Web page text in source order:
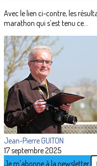
Avec le lien ci-contre, les
marathon qui s’est tenu ce...
Jean-Pierre GUITON
17 septembre 2025
Je m'abonne à la newsletter